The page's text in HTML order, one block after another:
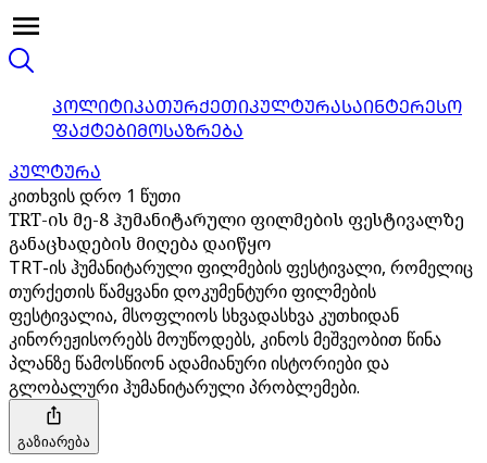
ᲞᲝᲚᲘᲢᲘᲙᲐᲗᲣᲠᲥᲔᲗᲘᲙᲣᲚᲢᲣᲠᲐᲡᲐᲘᲜᲢᲔᲠᲔᲡᲝ
ᲤᲐᲥᲢᲔᲑᲘᲛᲝᲡᲐᲖᲠᲔᲑᲐ
ᲙᲣᲚᲢᲣᲠᲐ
კითხვის დრო 1 წუთი
TRT-ის მე-8 ჰუმანიტარული ფილმების ფესტივალზე
განაცხადების მიღება დაიწყო
TRT-ის ჰუმანიტარული ფილმების ფესტივალი, რომელიც
თურქეთის წამყვანი დოკუმენტური ფილმების
ფესტივალია, მსოფლიოს სხვადასხვა კუთხიდან
კინორეჟისორებს მოუწოდებს, კინოს მეშვეობით წინა
პლანზე წამოსწიონ ადამიანური ისტორიები და
გლობალური ჰუმანიტარული პრობლემები.
გაზიარება